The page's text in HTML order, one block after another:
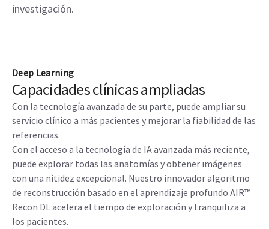
investigación.
Deep Learning
Capacidades clínicas ampliadas
Con la tecnología avanzada de su parte, puede ampliar su
servicio clínico a más pacientes y mejorar la fiabilidad de las
referencias.
Con el acceso a la tecnología de IA avanzada más reciente,
puede explorar todas las anatomías y obtener imágenes
con una nitidez excepcional. Nuestro innovador algoritmo
de reconstrucción basado en el aprendizaje profundo AIR™
Recon DL acelera el tiempo de exploración y tranquiliza a
los pacientes.